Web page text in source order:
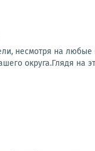
несмотря на
округа.Глядя на